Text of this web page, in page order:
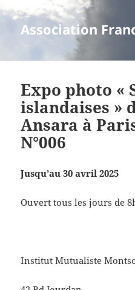
Association
Expo photo «
islandaises »
Ansara à
N°006
Jusqu’au 30 avril 2025
Ouvert tous les jours de
Institut Mutualiste